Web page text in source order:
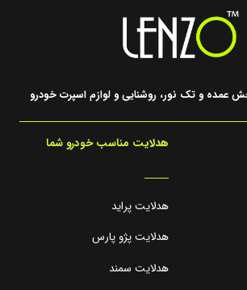
عمده و تک نور، روشنایی و لوازم اسپرت خودرو
هدلایت مناسب خودرو شما
_____
هدلایت پراید
هدلایت پژو پارس
هدلایت سمند